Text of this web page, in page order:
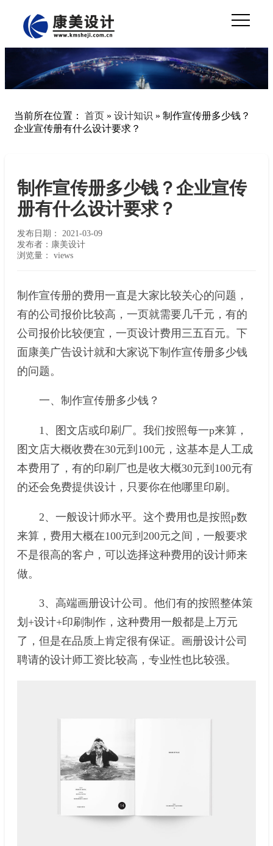
当前所在位置： 首页 » 设计知识 » 制作宣传册多少钱？
企业宣传册有什么设计要求？
制作宣传册多少钱？企业宣传
册有什么设计要求？
发布日期： 2021-03-09
发布者：康美设计
浏览量： views
制作宣传册的费用一直是大家比较关心的问题，
有的公司报价比较高，一页就需要几千元，有的
公司报价比较便宜，一页设计费用三五百元。下
面康美广告设计就和大家说下制作宣传册多少钱
的问题。
一、制作宣传册多少钱？
1、图文店或印刷厂。我们按照每一p来算，
图文店大概收费在30元到100元，这基本是人工成
本费用了，有的印刷厂也是收大概30元到100元有
的还会免费提供设计，只要你在他哪里印刷。
2、一般设计师水平。这个费用也是按照p数
来算，费用大概在100元到200元之间，一般要求
不是很高的客户，可以选择这种费用的设计师来
做。
3、高端画册设计公司。他们有的按照整体策
划+设计+印刷制作，这种费用一般都是上万元
了，但是在品质上肯定很有保证。画册设计公司
聘请的设计师工资比较高，专业性也比较强。